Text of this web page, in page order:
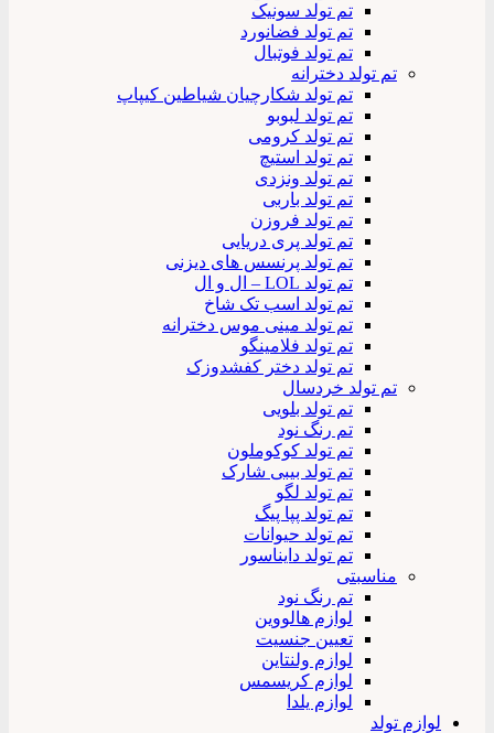
تم تولد سونیک
تم تولد فضانورد
تم تولد فوتبال
تم تولد دخترانه
تم تولد شکارچیان شیاطین کیپاپ
تم تولد لبوبو
تم تولد کرومی
تم تولد استیچ
تم تولد ونزدی
تم تولد باربی
تم تولد فروزن
تم تولد پری دریایی
تم تولد پرنسس های دیزنی
تم تولد LOL – ال و ال
تم تولد اسب تک شاخ
تم تولد مینی موس دخترانه
تم تولد فلامینگو
تم تولد دختر کفشدوزک
تم تولد خردسال
تم تولد بلویی
تم رنگ نود
تم تولد کوکوملون
تم تولد بیبی شارک
تم تولد لگو
تم تولد پپا پیگ
تم تولد حیوانات
تم تولد دایناسور
مناسبتی
تم رنگ نود
لوازم هالووین
تعیین جنسیت
لوازم ولنتاین
لوازم کریسمس
لوازم یلدا
لوازم تولد